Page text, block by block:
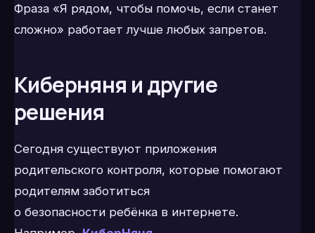
Фраза «Я рядом, чтобы помочь, если станет
сложно» работает лучше любых запретов.
Киберняня и другие
решения
Сегодня существуют приложения
родительского контроля, которые помогают
родителям заботиться
о безопасности ребёнка в интернете.